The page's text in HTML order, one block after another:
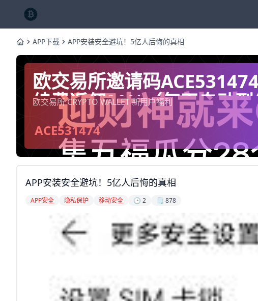
HomeAPP下载 APP安装安全避坑！5亿人后悔的真相
欧交易所邀请码
续费返佣20%（每天自动
欧交易所 CRYPTO WALLET 新用户福利
ACE531474
APP安装安全避坑！5亿人后悔的真相
APP安全 隐私保护 移动安全 🕒 2 🗒️ 878